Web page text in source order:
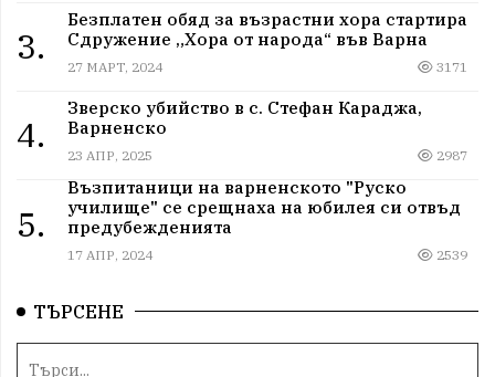
3.
Безплатен обяд за възрастни хора стартира
Сдружение „Хора от народа“ във Варна
27 МАРТ, 2024 3171
4.
Зверско убийство в с. Стефан Караджа,
Варненско
23 АПР, 2025 2987
5.
Възпитаници на варненското "Руско
училище" се срещнаха на юбилея си отвъд
предубежденията
17 АПР, 2024 2539
ТЪРСЕНЕ